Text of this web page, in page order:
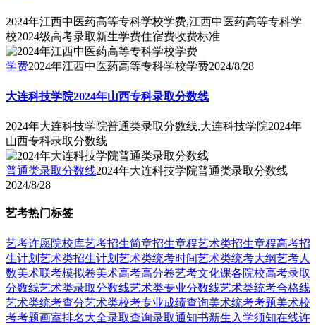
2024年江西中医药高等专科学校学费,江西中医药高等专科学
校2024级高考录取新生学费住宿费收费标准
学费2024年江西中医药高等专科学校学费2024/8/28
大连科技学院2024年山西专科录取分数线
2024年大连科技学院普通类录取分数线,大连科技学院2024年
山西专科录取分数线
普通类录取分数线2024年大连科技学院普通类录取分数线
2024/8/28
艺考热门标签
艺考许愿院校库艺考招生简章招生章程艺术类招生章程高考招
生计划 艺术类招生计划 艺术类统考时间艺术类统考大纲艺考人
数美术联考模拟卷美术高考高分卷艺考文化课各院校高考录取
分数线艺术类录取分数线艺术类专业分数线艺术类统考合格线
艺术类统考查分艺术类校考专业成绩查询美术统考考题美术校
考考题画室排名大全录取查询录取通知书新生入学须知在线许